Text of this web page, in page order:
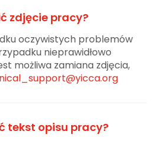
zdjęcie pracy?
oczywistych problemów
nieprawidłowo
możliwa zamiana zdjęcia,
tekst opisu pracy?